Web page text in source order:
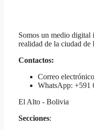
Somos un medio digital
realidad de la ciudad de
Contactos:
Correo
WhatsApp: +591
El Alto - Bolivia
Secciones: